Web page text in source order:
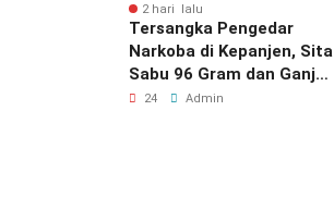
2 hari lalu
Tersangka Pengedar
Narkoba di Kepanjen, Sita
Sabu 96 Gram dan Ganja
131 Gram Diamankan
24 Admin